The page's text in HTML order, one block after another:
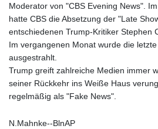
Moderator von "CBS Evening News".
hatte CBS die Absetzung der "Late
entschiedenen Trump-Kritiker Stephen
Im vergangenen Monat wurde die
ausgestrahlt.
Trump greift zahlreiche Medien immer
seiner Rückkehr ins Weiße Haus
regelmäßig als "Fake News".
N.Mahnke--BlnAP